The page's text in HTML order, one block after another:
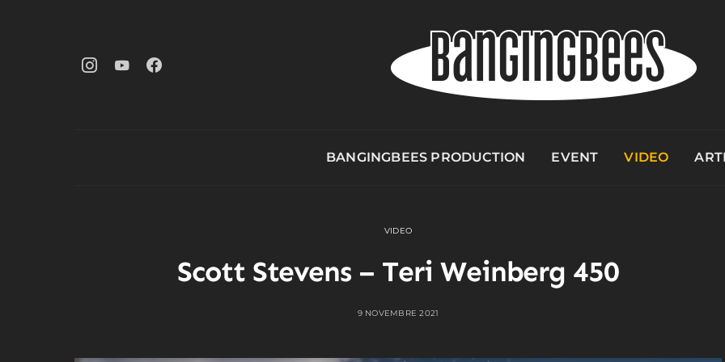
BANGINGBEES PRODUCTION EVENT VIDEO
VIDEO
Scott Stevens – Teri Weinberg 450
9 NOVEMBRE 2021